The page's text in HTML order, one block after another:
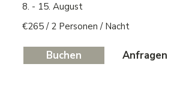
8. - 15. August
€265 / 2 Personen / Nacht
Buchen Anfragen